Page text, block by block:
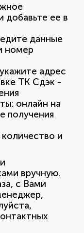
добавьте ее в
данные
номер
адрес
ТК Сдэк -
онлайн на
получения
и
вручную.
с Вами